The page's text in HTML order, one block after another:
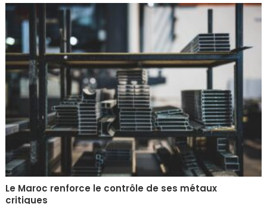
Le Maroc renforce le contrôle de ses métaux
critiques